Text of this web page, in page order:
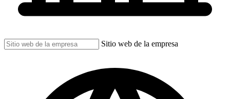
Sitio web de la empresa